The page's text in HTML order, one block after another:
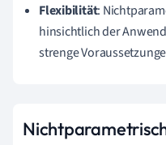
Flexibilität:
hinsichtlich der
strenge